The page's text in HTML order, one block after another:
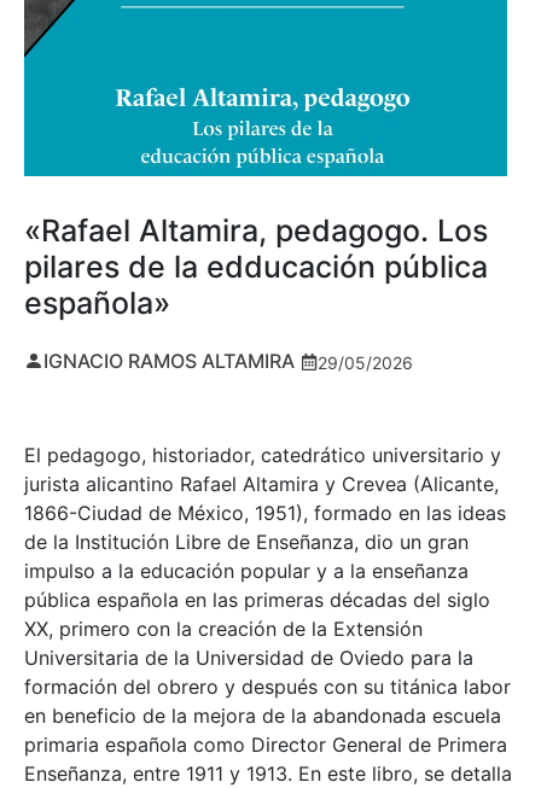
«Rafael Altamira, pedagogo. Los
pilares de la edducación pública
española»
IGNACIO RAMOS ALTAMIRA 29/05/2026
El pedagogo, historiador, catedrático universitario y
jurista alicantino Rafael Altamira y Crevea (Alicante,
1866-Ciudad de México, 1951), formado en las ideas
de la Institución Libre de Enseñanza, dio un gran
impulso a la educación popular y a la enseñanza
pública española en las primeras décadas del siglo
XX, primero con la creación de la Extensión
Universitaria de la Universidad de Oviedo para la
formación del obrero y después con su titánica labor
en beneficio de la mejora de la abandonada escuela
primaria española como Director General de Primera
Enseñanza, entre 1911 y 1913. En este libro, se detalla